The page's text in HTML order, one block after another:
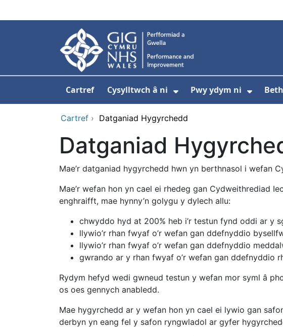
Cartref Cysylltwch â ni Pwy ydym ni
Cartref › Datganiad Hygyrchedd
Datganiad
Mae’r datganiad hygyrchedd hwn yn berthnasol i wefan
Mae’r wefan hon yn cael ei rhedeg gan Cydweithrediad
enghraifft, mae hynny’n golygu y dylech allu:
chwyddo hyd at 200% heb i’r testun fynd oddi ar y
llywio’r rhan fwyaf o’r wefan gan ddefnyddio
llywio’r rhan fwyaf o’r wefan gan ddefnyddio
gwrando ar y rhan fwyaf o’r wefan gan ddefnyddio
Rydym hefyd wedi gwneud testun y wefan mor syml â
os oes gennych anabledd.
Mae hygyrchedd ar y wefan hon yn cael ei lywio gan
derbyn yn eang fel y safon ryngwladol ar gyfer